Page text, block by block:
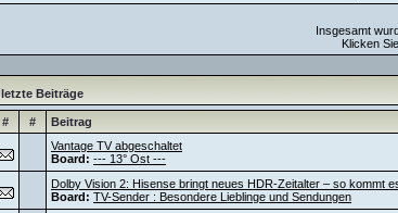
Insgesamt
Klicken Sie
letzte Beiträge
# # Beitrag
Vantage TV abgeschaltet
Board: --- 13° Ost ---
Dolby Vision 2: Hisense bringt neues HDR-Zeitalter – so kommt
Board: TV-Sender : Besondere Lieblinge und Sendungen